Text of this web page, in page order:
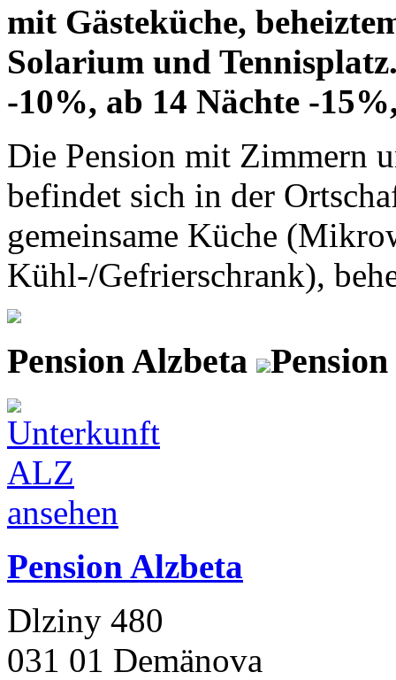
mit Gästeküche,
Solarium und
-10%, ab 14 Nächte -
Die Pension mit Zimmern
befindet sich in der
gemeinsame Küche
Kühl-/Gefrierschrank),
Pension Alzbeta
Pension Alzbeta
Dlziny 480
031 01 Demänova